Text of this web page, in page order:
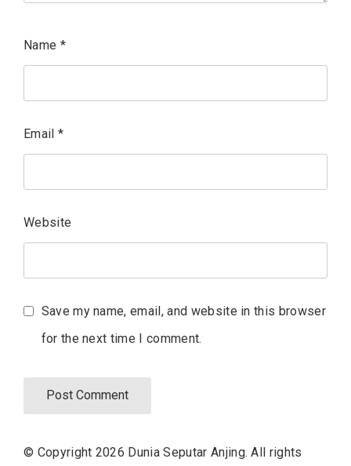
Name *
Email *
Website
Save my name, email, and website in this browser
for the next time I comment.
© Copyright 2026 Dunia Seputar Anjing. All rights